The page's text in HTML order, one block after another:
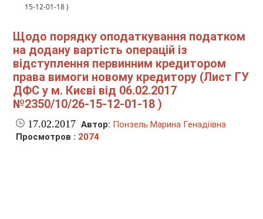
15-12-01-18 )
Щодо порядку оподаткування податком
на додану вартість операцій із
відступлення первинним кредитором
права вимоги новому кредитору (Лист ГУ
ДФС у м. Києві від 06.02.2017
№2350/10/26-15-12-01-18 )
17.02.2017 Автор: Понзель Марина Генадіївна
Просмотров : 2074